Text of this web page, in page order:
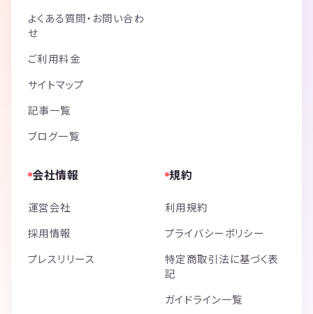
よくある質問・お問い合わ
せ
ご利用料金
サイトマップ
記事一覧
ブログ一覧
会社情報
運営会社
採用情報
プレスリリース
規約
利用規約
プライバシーポリシー
特定商取引法に基づく表
記
ガイドライン一覧